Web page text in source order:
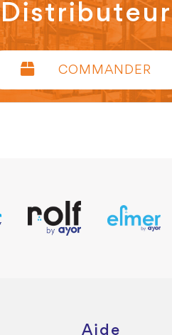
Distributeur
COMMANDER
Aide